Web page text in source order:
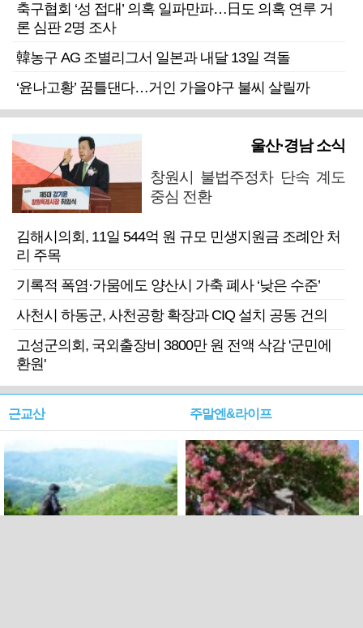
축구협회 ‘성 접대’ 의혹 일파만파…日도 의혹 연루 거
론 심판 2명 조사
韓농구 AG 조별리그서 일본과 내달 13일 격돌
‘윤나고황’ 꿈틀댄다…거인 가을야구 불씨 살릴까
울산·경남 소식
창원시 불법주정차 단속 계도
중심 전환
김해시의회, 11일 544억 원 규모 민생지원금 조례안 처
리 주목
기록적 폭염·가뭄에도 양산시 가축 폐사 ‘낮은 수준’
사천시 하동군, 사천공항 확장과 CIQ 설치 공동 건의
고성군의회, 국외출장비 3800만 원 전액 삭감 '군민에
환원'
근교산 주말엔&라이프